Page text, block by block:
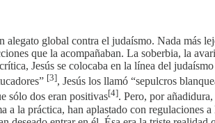
global contra el judaísmo. Nada más
que la acompañaban. La soberbia, la
Jesús se colocaba en la línea del
[3], Jesús los llamó “sepulcros
sólo dos eran positivas[4]. Pero, por
a la práctica, han aplastado con